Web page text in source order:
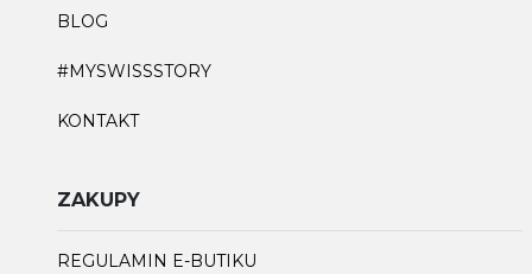
BLOG
#MYSWISSSTORY
KONTAKT
ZAKUPY
REGULAMIN E-BUTIKU